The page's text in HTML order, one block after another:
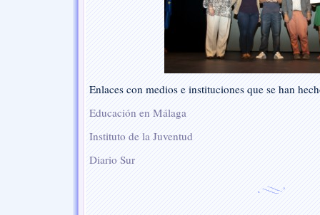
Enlaces con medios e instituciones que se han
Educación en Málaga
Instituto de la Juventud
Diario Sur